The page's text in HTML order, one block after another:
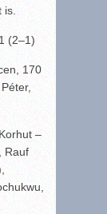
(2–1)
170
–
Rauf